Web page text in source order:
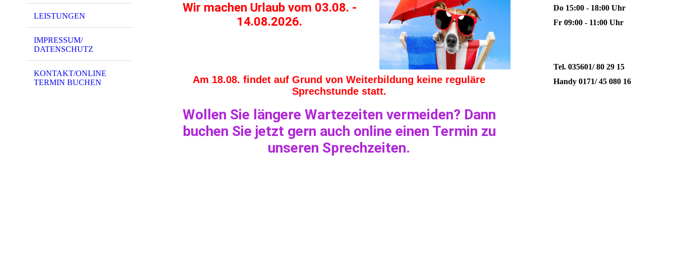
LEISTUNGEN
IMPRESSUM/
DATENSCHUTZ
KONTAKT/ONLINE
TERMIN BUCHEN
Wir machen Urlaub vom 03.08. -
14.08.2026.
Am 18.08. findet auf Grund von Weiterbildung keine reguläre
Sprechstunde statt.
Wollen Sie längere Wartezeiten vermeiden? Dann
buchen Sie jetzt gern auch online einen Termin zu
unseren Sprechzeiten.
Do 15:00 - 18:00 Uhr
Fr 09:00 - 11:00 Uhr
Tel. 035601/ 80 29 15
Handy 0171/ 45 080 16